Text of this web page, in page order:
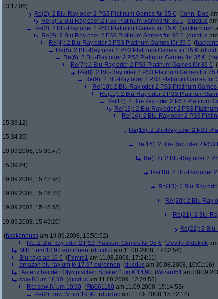
13:17:06)
Re(2): 2 Blu-Ray oder 2 PS3 Platinum Games für 35 € (John_Doe
Re(3): 2 Blu-Ray oder 2 PS3 Platinum Games für 35 € (ducduc
Re(2): 2 Blu-Ray oder 2 PS3 Platinum Games für 35 € (hackenbush
Re(3): 2 Blu-Ray oder 2 PS3 Platinum Games für 35 € (ducduc
Re(4): 2 Blu-Ray oder 2 PS3 Platinum Games für 35 € (
Re(5): 2 Blu-Ray oder 2 PS3 Platinum Games für 35 € (
Re(6): 2 Blu-Ray oder 2 PS3 Platinum Games für 35 € (
Re(7): 2 Blu-Ray oder 2 PS3 Platinum Games für 35 € (
Re(8): 2 Blu-Ray oder 2 PS3 Platinum Games für 35
Re(9): 2 Blu-Ray oder 2 PS3 Platinum Games für
Re(10): 2 Blu-Ray oder 2 PS3 Platinum Games
Re(11): 2 Blu-Ray oder 2 PS3 Platinum
Re(12): 2 Blu-Ray oder 2 PS3 Platinum
Re(13): 2 Blu-Ray oder 2 PS3
Re(14): 2 Blu-Ray oder 2 PS3
15:33:12)
Re(15): 2 Blu-Ray oder 2 PS3
15:34:35)
Re(16): 2 Blu-Ray oder 2 PS3
19.09.2008, 15:36:47)
Re(17): 2 Blu-Ray oder 2
15:39:24)
Re(18): 2 Blu-Ray oder
19.09.2008, 15:42:55)
Re(19): 2 Blu-Ray
19.09.2008, 15:46:23)
Re(20): 2 Blu-Ray
19.09.2008, 15:48:53)
Re(21): 2 Blu-
19.09.2008, 15:49:26)
Re(22): 2
(hackenbush am 19.09.2008, 15:50:52)
Re: 2 Blu-Ray oder 2 PS3 Platinum Games für 35 € (Devil's Sidekick
MIB 1 um 18,97 euronnen (ducduc am 11.08.2008, 17:02:56)
Blu-rays ab 16 € (Pomm1 am 11.08.2008, 17:24:11)
amazon blu ray um je 17,97 euronnen (ducduc am 30.08.2008, 10:01:16)
"Asterix bei den Olympischen Spielen" um € 14,90 (Wizard51 am
saw IV um 19,90 (ducduc am 11.09.2008, 12:20:55)
Re: saw IV um 19,90 (Flo061180 am 11.09.2008, 15:14:53)
Re(2): saw IV um 19,90 (ducduc am 11.09.2008, 15:22:14)